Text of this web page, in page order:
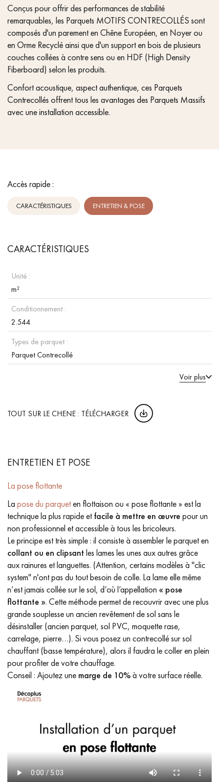
Conçus pour offrir des performances de stabilité
remarquables, les Parquets MOTIFS CONTRECOLLÉS sont
composés d'un parement en Chêne Européen, en Noyer ou
en Orme Recyclé ainsi que d'un support en bois de plusieurs
couches collées à contre sens ou en HDF (High Density
Fiberboard) selon les produits.
Confort acoustique, aspect authentique, ces Parquets
Contrecollés offrent tous les avantages des Parquets Massifs
avec une installation accessible.
Accès rapide :
CARACTÉRISTIQUES ENTRETIEN & POSE
CARACTÉRISTIQUES
Unité :
m²
Conditionnement :
2.544
Types de parquet :
Parquet Contrecollé
Voir plus
TOUT SUR LE CHENE : TÉLÉCHARGER
ENTRETIEN ET POSE
La pose flottante
La pose du parqueten flottaison ou « pose flottante » est la
technique la plus rapide et facile à mettre en œuvre pour un
non professionnel et accessible à tous les bricoleurs.
Le principe est très simple : il consiste à assembler le parquet en
collant ou en clipsant les lames les unes aux autres grâce
aux rainures et languettes. (Attention, certains modèles à "clic
system" n'ont pas du tout besoin de colle. La lame elle même
n’est jamais collée sur le sol, d’où l’appellation « pose
flottante ». Cette méthode permet de recouvrir avec une plus
grande souplesse un ancien revêtement de sol sans le
désinstaller (ancien parquet, sol PVC, moquette rase,
carrelage, pierre…). Si vous posez un contrecollé sur sol
chauffant (basse température), alors il faudra le coller en plein
pour profiter de votre chauffage.
Conseil : Ajoutez une marge de 10%à votre surface réelle.